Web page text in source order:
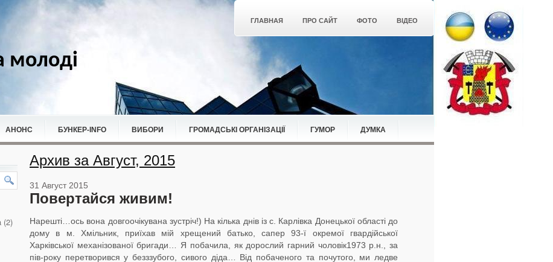
ГЛАВНАЯ ПРО САЙТ ФОТО ВІДЕО
молоді
АНОНС БУНКЕР-ІNFO ВИБОРИ ГРОМАДСЬКІ ОРГАНІЗАЦІЇ ГУМОР ДУМКА
Архив за Август, 2015
31 Август 2015
Повертайся живим!
Нарешті…ось вона довгоочікувана зустріч!) На кілька днів із с. Карлівка Донецької області до
дому в м. Хмільник, приїхав мій хрещений батько, сапер 93-ї окремої гвардійської
Харківської механізованої бригади… Я побачила, як дорослий гарний чоловік1973 р.н., за
пів-року перетворився у безззубого, сивого діда… Від побаченого та почутого, ми ледве